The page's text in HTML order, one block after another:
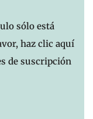
sólo está
haz clic aquí
de suscripción